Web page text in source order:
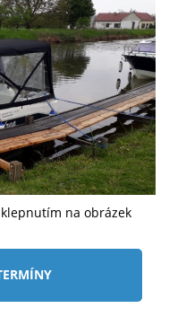
na obrázek